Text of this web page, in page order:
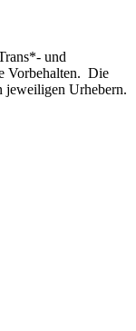
und
Vorbehalten. Die
jeweiligen Urhebern.